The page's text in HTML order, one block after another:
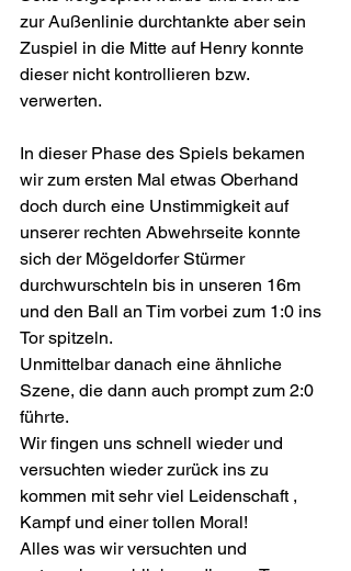
zur Außenlinie durchtankte aber sein
Zuspiel in die Mitte auf Henry konnte
dieser nicht kontrollieren bzw.
verwerten.
In dieser Phase des Spiels bekamen
wir zum ersten Mal etwas Oberhand
doch durch eine Unstimmigkeit auf
unserer rechten Abwehrseite konnte
sich der Mögeldorfer Stürmer
durchwurschteln bis in unseren 16m
und den Ball an Tim vorbei zum 1:0 ins
Tor spitzeln.
Unmittelbar danach eine ähnliche
Szene, die dann auch prompt zum 2:0
führte.
Wir fingen uns schnell wieder und
versuchten wieder zurück ins zu
kommen mit sehr viel Leidenschaft ,
Kampf und einer tollen Moral!
Alles was wir versuchten und